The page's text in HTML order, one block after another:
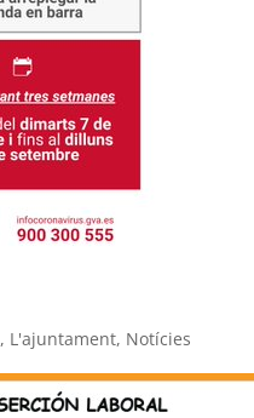
, L'ajuntament, Notícies